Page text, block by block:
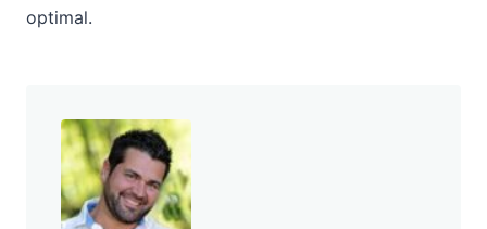
optimal.